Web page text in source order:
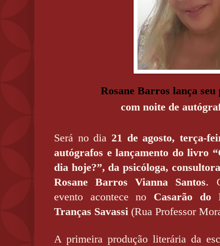
Rosane Barros lança
com noite de
Será no dia 21 de agosto, terça-
autógrafos e lançamento do livro
dia hoje?”, da psicóloga,
Rosane Barros Vianna Santos.
evento acontece no Casarão do
Tranças Savassi (Rua Professor
A primeira produção literária da